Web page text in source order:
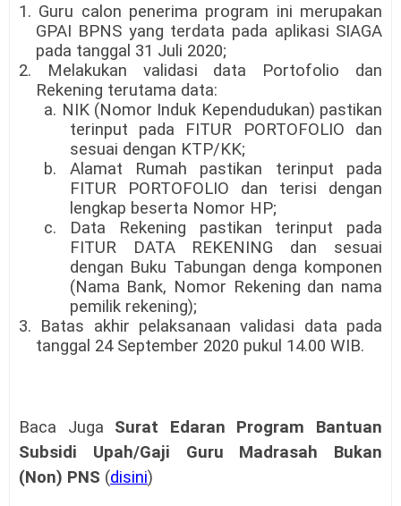
1. Guru calon penerima program ini merupakan
GPAI BPNS yang terdata pada aplikasi SIAGA
pada tanggal 31 Juli 2020;
2. Melakukan validasi data Portofolio dan
Rekening terutama data:
a. NIK (Nomor Induk Kependudukan) pastikan
terinput pada FITUR
PORTOFOLIO dan
sesuai dengan KTP/KK;
b. Alamat Rumah pastikan terinput pada
FITUR PORTOFOLIO dan terisi dengan
lengkap beserta Nomor HP;
c. Data Rekening pastikan terinput pada
FITUR DATA REKENING dan sesuai
dengan Buku Tabungan denga komponen
(Nama Bank, Nomor Rekening dan nama
pemilik rekening);
3. Batas akhir pelaksanaan validasi data pada
tanggal 24 September 2020 pukul 14.00 WIB.
Baca Juga Surat Edaran Program Bantuan
Subsidi Upah/Gaji Guru Madrasah Bukan
(Non) PNS (disini)